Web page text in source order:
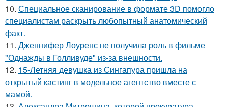
10. Специальное сканирование в формате 3D помогло
специалистам раскрыть любопытный анатомический
факт.
11. Дженнифер Лоуренс не получила роль в фильме
"Однажды в Голливуде" из-за внешности.
12. 15-Летняя девушка из Сингапура пришла на
открытый кастинг в модельное агентство вместе с
мамой.